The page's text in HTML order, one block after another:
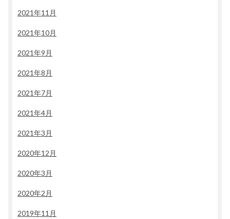
2021年11月
2021年10月
2021年9月
2021年8月
2021年7月
2021年4月
2021年3月
2020年12月
2020年3月
2020年2月
2019年11月